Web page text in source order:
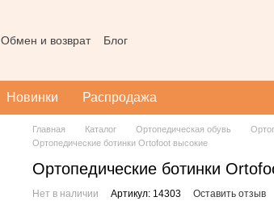
Обмен и возврат
Блог
Новинки Распродажа
Главная Каталог Ортопедическая обувь
Ортопедические ботинки Ortofoot высокие
Ортопедические ботинки
Нет в наличии Артикул: 14303 Оставить отзыв